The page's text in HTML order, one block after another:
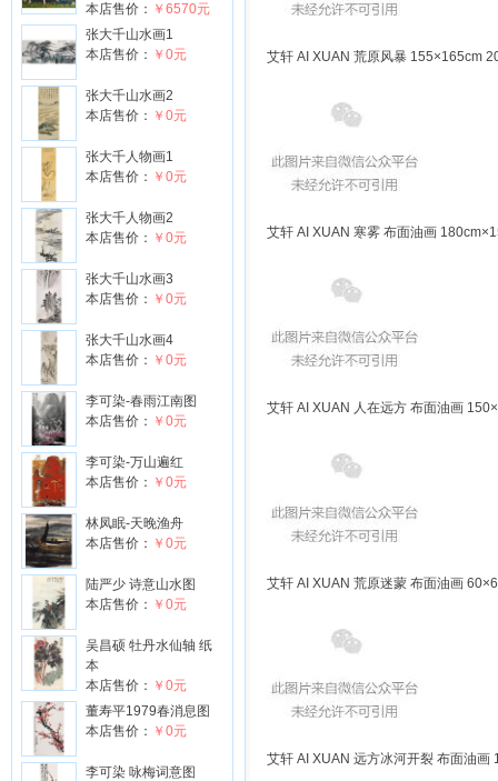
本店售价： ￥6570元
张大千山水画1
本店售价： ￥0元
张大千山水画2
本店售价： ￥0元
张大千人物画1
本店售价： ￥0元
张大千人物画2
本店售价： ￥0元
张大千山水画3
本店售价： ￥0元
张大千山水画4
本店售价： ￥0元
李可染-春雨江南图
本店售价： ￥0元
李可染-万山遍红
本店售价： ￥0元
林凤眠-天晚渔舟
本店售价： ￥0元
陆严少 诗意山水图
本店售价： ￥0元
吴昌硕 牡丹水仙轴 纸
本
本店售价： ￥0元
董寿平1979春消息图
本店售价： ￥0元
李可染 咏梅词意图
艾轩 AI XUAN 荒原风暴 155×165cm
艾轩 AI XUAN 寒雾 布面油画
艾轩 AI XUAN 人在远方 布面油画
艾轩 AI XUAN 荒原迷蒙 布面油画
艾轩 AI XUAN 远方冰河开裂 布面油画